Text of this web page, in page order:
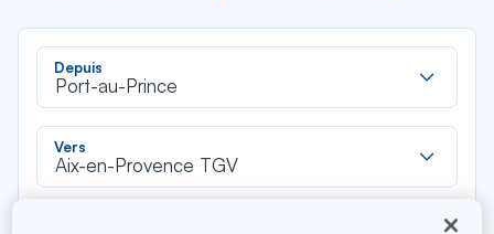
Depuis
Port-au-Prince
Vers
Aix-en-Provence TGV